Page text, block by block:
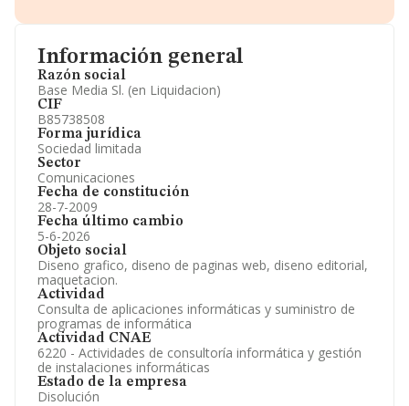
Información general
Razón social
Base Media Sl. (en Liquidacion)
CIF
B85738508
Forma jurídica
Sociedad limitada
Sector
Comunicaciones
Fecha de constitución
28-7-2009
Fecha último cambio
5-6-2026
Objeto social
Diseno grafico, diseno de paginas web, diseno editorial,
maquetacion.
Actividad
Consulta de aplicaciones informáticas y suministro de
programas de informática
Actividad CNAE
6220 - Actividades de consultoría informática y gestión
de instalaciones informáticas
Estado de la empresa
Disolución
Información oficial y registral complementaria.